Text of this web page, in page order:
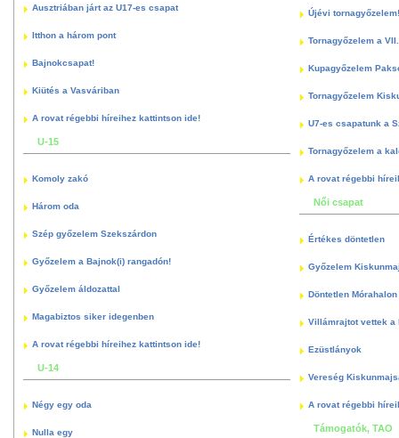
Ausztriában járt az U17-es csapat
Itthon a három pont
Bajnokcsapat!
Kiütés a Vasváriban
A rovat régebbi híreihez kattintson ide!
U-15
Komoly zakó
Három oda
Szép győzelem Szekszárdon
Győzelem a Bajnok(i) rangadón!
Győzelem áldozattal
Magabiztos siker idegenben
A rovat régebbi híreihez kattintson ide!
U-14
Négy egy oda
Nulla egy
Újévi tornagyőzelem!
Tornagyőzelem a
Kupagyőzelem
Tornagyőzelem
U7-es csapatunk a
Tornagyőzelem a
A rovat régebbi
Női csapat
Értékes döntetlen
Győzelem
Döntetlen
Villámrajtot vettek a
Ezüstlányok
Vereség
A rovat régebbi
Támogatók, TAO